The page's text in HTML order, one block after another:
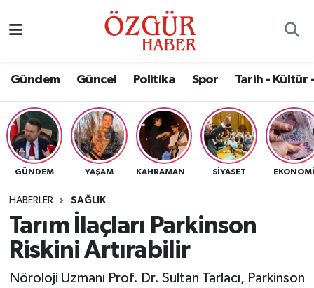
Gündem Güncel Politika Spor Tarih - Kültür
GÜNDEM YAŞAM SIYASET EKONOMI
HABERLER SAĞLIK
Tarım İlaçları Parkinson
Riskini Artırabilir
Nöroloji Uzmanı Prof. Dr. Sultan Tarlacı, Parkinson
Eğitim
Ekonomi
Güncel
Gündem
Nöbetçi Eczaneler
Namaz Vakitleri
Trafik Durumu
Süper Lig Puan Durumu ve Fikstür
Tüm Manşetler